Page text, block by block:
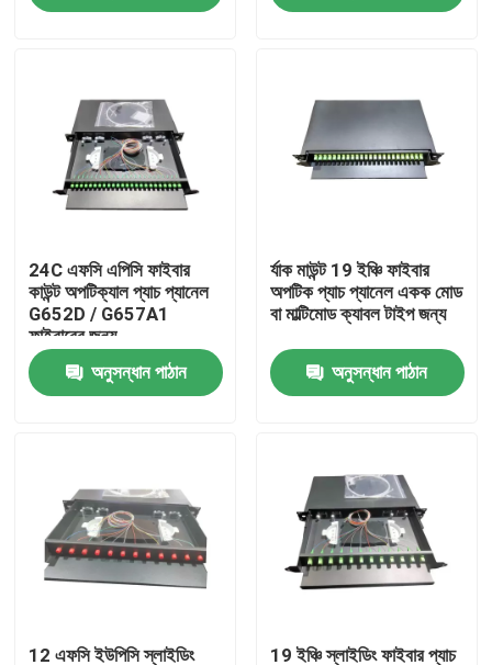
ভিডিও
কারখানা পরিদর্শন
গুণমান নিয়ন্ত্রণ
একটি উদ্ধৃতি অনুরোধ করুন
ফাইবার অপটিক প্যাচ প্যানেল ও আবরণ
ফাইবার প্যাচ তারের
24C এফসি এপিসি ফাইবার
কাউন্ট অপটিক্যাল প্যাচ প্যানেল
G652D / G657A1
ফাইবারের জন্য
অনুসন্ধান পাঠান
র্যাক মাউন্ট 19 ইঞ্চি ফাইবার
অপটিক প্যাচ প্যানেল একক মোড
বা মাল্টিমোড ক্যাবল টাইপ জন্য
অনুসন্ধান পাঠান
12 এফসি ইউপিসি স্লাইডিং 19 ইঞ্চি স্লাইডিং ফাইবার প্যাচ